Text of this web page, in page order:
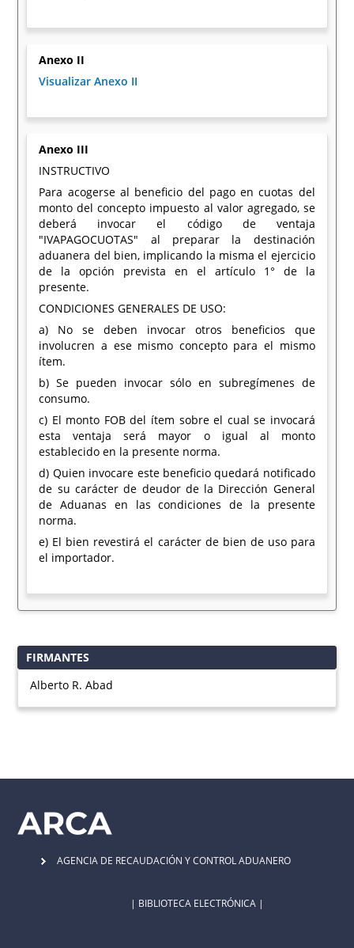
Anexo II
Visualizar Anexo II
Anexo III
INSTRUCTIVO
Para acogerse al beneficio del pago en cuotas del
monto del concepto impuesto al valor agregado, se
deberá invocar el código de ventaja
"IVAPAGOCUOTAS" al preparar la destinación
aduanera del bien, implicando la misma el ejercicio
de la opción prevista en el artículo 1° de la
presente.
CONDICIONES GENERALES DE USO:
a) No se deben invocar otros beneficios que
involucren a ese mismo concepto para el mismo
ítem.
b) Se pueden invocar sólo en subregímenes de
consumo.
c) El monto FOB del ítem sobre el cual se invocará
esta ventaja será mayor o igual al monto
establecido en la presente norma.
d) Quien invocare este beneficio quedará notificado
de su carácter de deudor de la Dirección General
de Aduanas en las condiciones de la presente
norma.
e) El bien revestirá el carácter de bien de uso para
el importador.
FIRMANTES
Alberto R. Abad
AGENCIA DE RECAUDACIÓN Y CONTROL ADUANERO
| BIBLIOTECA ELECTRÓNICA |